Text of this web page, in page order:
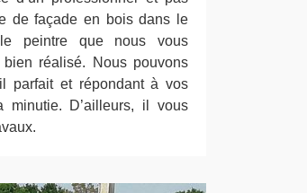
de façade en bois dans le
peintre que nous vous
bien réalisé. Nous pouvons
parfait et répondant à vos
D’ailleurs, il vous